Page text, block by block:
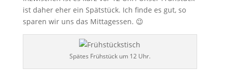
ist daher eher ein Spätstück. Ich finde es gut, so
sparen wir uns das Mittagessen. 😉
Spätes Frühstück um 12 Uhr.